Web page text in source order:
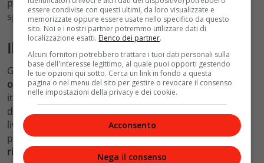
profondi, ha messo in difficoltà Sinner, costringendolo
spesso sulladifensiva.
Il futuro di Sinner e Medvedev
Guardando al futuro, Sinner ha davanti a sé molte
opportunitàper crescere e migliorare. Il giovane
italiano ha già dimostrato di avere il talento e la
determinazione necessari per competere ai massimi
livelli. Con un adeguato periodo di riposo e
preparazione, Sinner potrà sicuramente puntare a
risultati
prestigiosi
essere condivise con questi ultimi, da loro visualizzate e
memorizzate oppure essere usate nello specifico da questo
sito. Noi e i nostri partner potremmo utilizzare dati di
localizzazione esatti. Elenco dei partner.
Alcuni fornitori potrebbero trattare i tuoi dati personali sulla
base dell'interesse legittimo, al quale puoi opporti gestendo
le tue opzioni qui sotto. Cerca un link in fondo a questa
pagina o nel menu del sito per gestire o revocare il consenso
nelle impostazioni della privacy e dei cookie.
Acconsento
Nega il consenso